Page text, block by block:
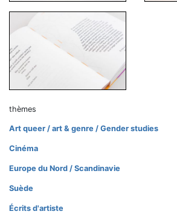
thèmes
Art queer / art & genre / Gender studies
Cinéma
Europe du Nord / Scandinavie
Suède
Écrits d'artiste